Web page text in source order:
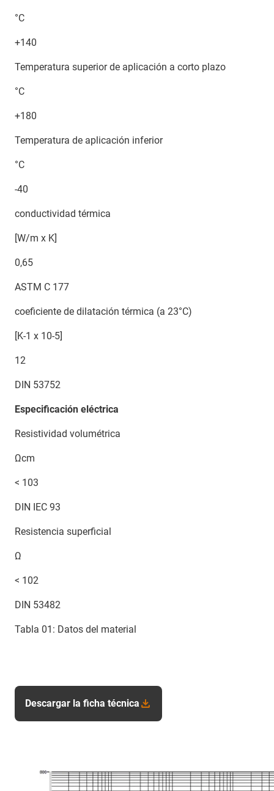
°C
+140
Temperatura superior de aplicación a corto plazo
°C
+180
Temperatura de aplicación inferior
°C
-40
conductividad térmica
[W/m x K]
0,65
ASTM C 177
coeficiente de dilatación térmica (a 23°C)
[K-1 x 10-5]
12
DIN 53752
Especificación eléctrica
Resistividad volumétrica
Ωcm
< 103
DIN IEC 93
Resistencia superficial
Ω
< 102
DIN 53482
Tabla 01: Datos del material
Descargar la ficha técnica